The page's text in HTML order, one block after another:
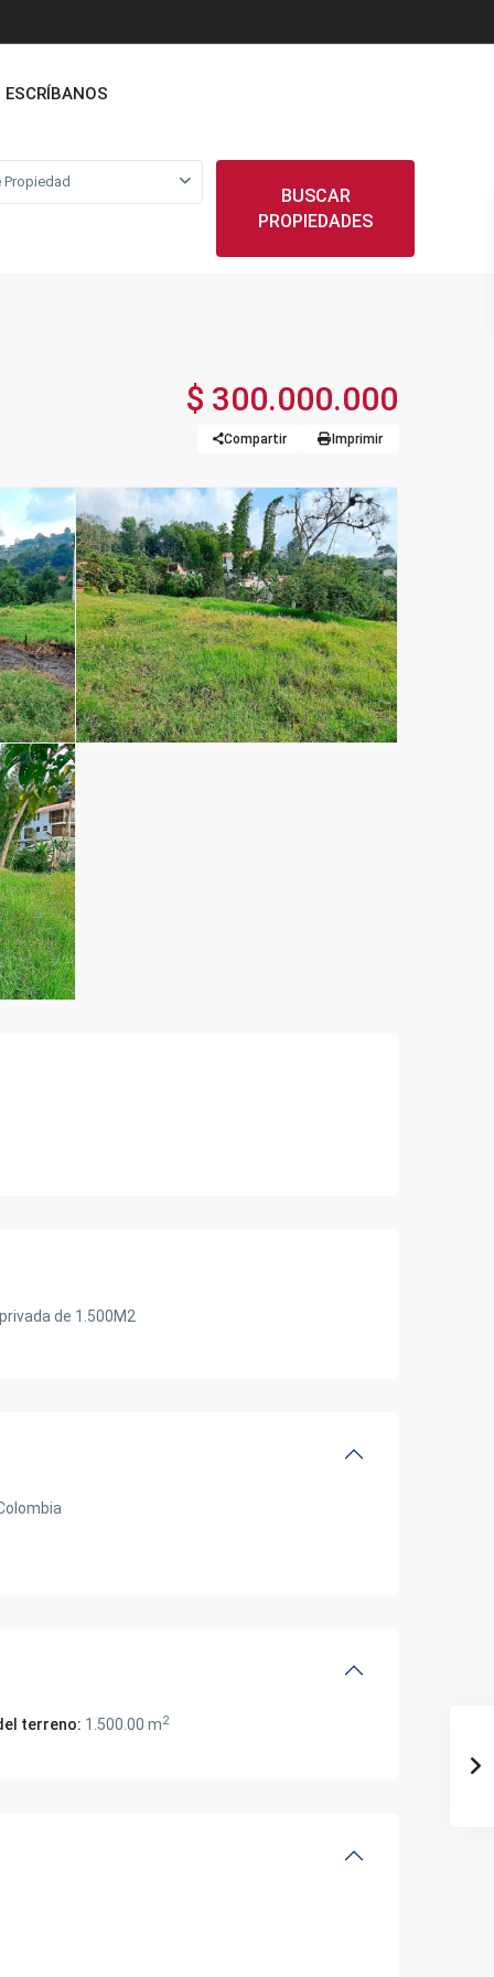
ESCRÍBANOS
BUSCAR
PROPIEDADES
$ 300.000.000
Compartir Imprimir
de 1.500M2
terreno: 1.500.00 m2